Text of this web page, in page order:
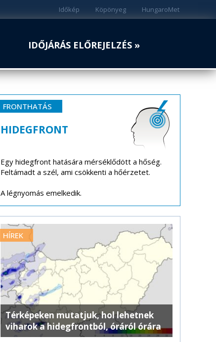
HungaroMet
Köpönyeg
Időkép
IDŐJÁRÁS ELŐREJELZÉS »
FRONTHATÁS
HIDEGFRONT
Egy hidegfront hatására mérséklődött a hőség.
Feltámadt a szél, ami csökkenti a hőérzetet.
A légnyomás emelkedik.
HÍREK
Térképeken mutatjuk, hol lehetnek
viharok a hidegfrontból, óráról órára